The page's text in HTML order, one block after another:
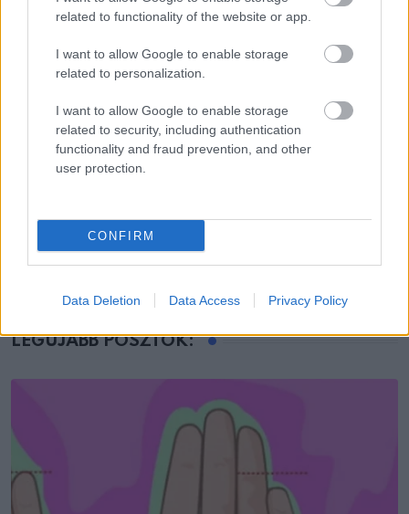
related to functionality of the website or app.
I want to allow Google to enable storage
related to personalization.
I want to allow Google to enable storage
related to security, including authentication
functionality and fraud prevention, and other
user protection.
CONFIRM
Data Deletion Data Access Privacy Policy
Ez napjaink legmenőbb személyiségtesztje: a
kisujjad mindent elárul
LEGÚJABB POSZTOK: